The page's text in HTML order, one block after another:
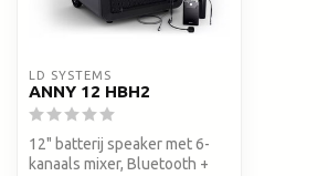
LD SYSTEMS
ANNY 12 HBH2
12" batterij speaker met 6-
kanaals mixer, Bluetooth +